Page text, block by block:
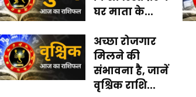
घर माता के...
अच्छा रोजगार
मिलने की
संभावना है, जानें
वृश्चिक राशि...